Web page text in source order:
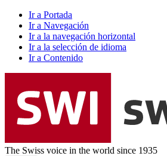
Ir a Portada
Ir a Navegación
Ir a la navegación horizontal
Ir a la selección de idioma
Ir a Contenido
The Swiss voice in the world since 1935